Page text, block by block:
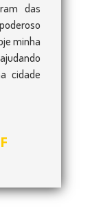
das
minha
cidade